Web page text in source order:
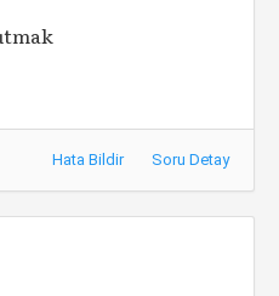
Hata Bildir Soru Detay